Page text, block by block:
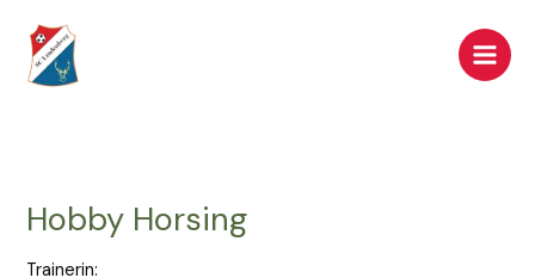
Inhalt
springen
Hobby Horsing
Trainerin: